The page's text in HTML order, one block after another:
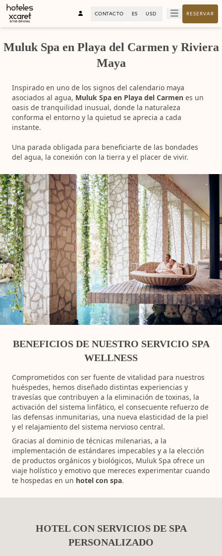
CONTACTO ES USD RESERVAR
Muluk Spa en Playa del Carmen y Riviera
Maya
Inspirado en uno de los signos del calendario maya
asociados al agua, Muluk Spa en Playa del Carmen es un
oasis de tranquilidad inusual, donde la naturaleza
conforma el entorno y la quietud se aprecia a cada
instante.
Una parada obligada para beneficiarte de las bondades
del agua, la conexión con la tierra y el placer de vivir.
BENEFICIOS DE NUESTRO SERVICIO SPA
WELLNESS
Comprometidos con ser fuente de vitalidad para nuestros
huéspedes, hemos diseñado distintas experiencias y
travesías que contribuyen a la eliminación de toxinas, la
activación del sistema linfático, el consecuente refuerzo de
las defensas inmunitarias, una nueva elasticidad de la piel
y el relajamiento del sistema nervioso central.
Gracias al dominio de técnicas milenarias, a la
implementación de estándares impecables y a la elección
de productos orgánicos y biológicos, Muluk Spa ofrece un
viaje holístico y emotivo que mereces experimentar cuando
te hospedas en un hotel con spa.
HOTEL CON SERVICIOS DE SPA
PERSONALIZADO